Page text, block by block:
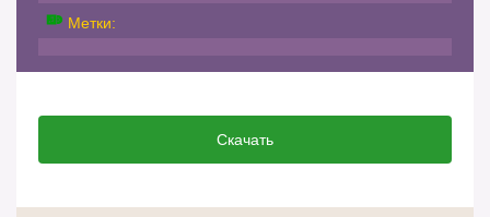
Метки:
Скачать